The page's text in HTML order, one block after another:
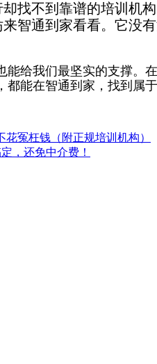
找不到靠谱的培训机
智通到家看看。它没
给我们最坚实的支撑
能在智通到家，找到属
冤枉钱（附正规培训机构）
，还免中介费！